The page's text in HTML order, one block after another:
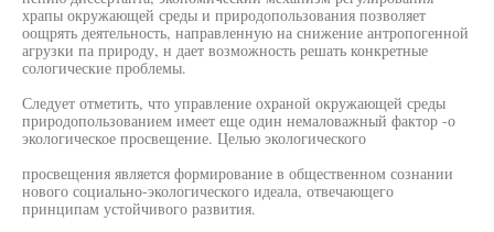
храпы окружающей среды и природопользования позволяет
оощрять деятельность, направленную на снижение антропогенной
агрузки па природу, н дает возможность решать конкретные
сологические проблемы.
Следует отметить, что управление охраной окружающей среды
природопользованием имеет еще один немаловажный фактор -о
экологическое просвещение. Целью экологического
просвещения является формирование в общественном сознании
нового социально-экологического идеала, отвечающего
принципам устойчивого развития.